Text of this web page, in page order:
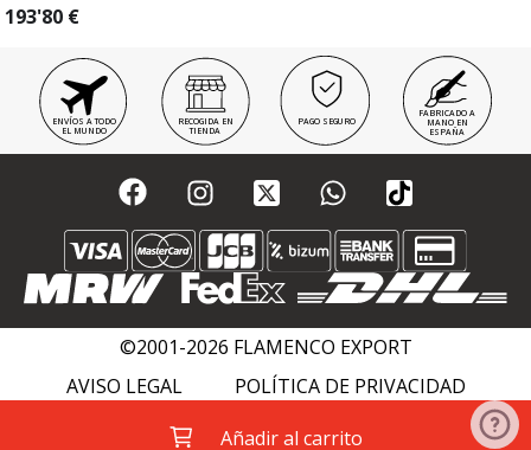
Añadir al carrito
193'80 €
ENVÍOS A TODO
EL MUNDO
RECOGIDA EN
TIENDA
PAGO SEGURO
FABRICADO A
MANO EN
ESPAÑA
©2001-2026 FLAMENCO EXPORT
AVISO LEGAL
POLÍTICA DE PRIVACIDAD
POLÍTICA DE COOKIES
FLAMENCO WIKI